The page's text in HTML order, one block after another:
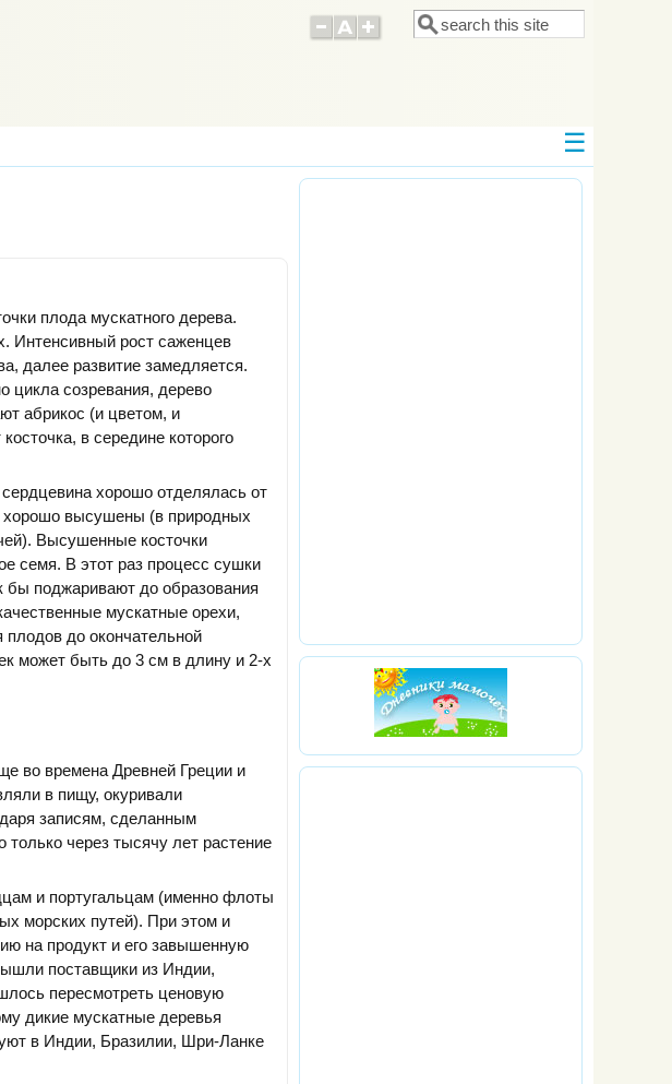
Форма поиска
Поиск
плода мускатного дерева.
Интенсивный рост саженцев
далее развитие замедляется.
цикла созревания, дерево
абрикос (и цветом, и
в середине которого
хорошо отделялась от
хорошо высушены (в природных
Высушенные косточки
семя. В этот раз процесс сушки
бы поджаривают до образования
мускатные орехи,
до окончательной
может быть до 3 см в длину и 2-х
во времена Древней Греции и
в пищу, окуривали
записям, сделанным
через тысячу лет растение
и португальцам (именно флоты
морских путей). При этом и
на продукт и его завышенную
поставщики из Индии,
пересмотреть ценовую
дикие мускатные деревья
в Индии, Бразилии, Шри-Ланке